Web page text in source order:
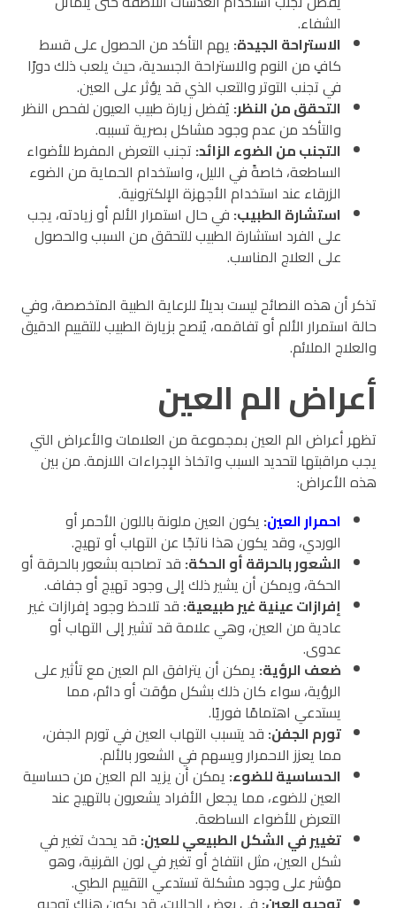
الشفاء.
الاستراحة الجيدة: يهم التأكد من الحصول على قسط
كافٍ من النوم والاستراحة الجسدية، حيث يلعب ذلك دورًا
في تجنب التوتر والتعب الذي قد يؤثر على العين.
التحقق من النظر: يُفضل زيارة طبيب العيون لفحص النظر
والتأكد من عدم وجود مشاكل بصرية تسببه.
التجنب من الضوء الزائد: تجنب التعرض المفرط للأضواء
الساطعة، خاصةً في الليل، واستخدام الحماية من الضوء
الزرقاء عند استخدام الأجهزة الإلكترونية.
استشارة الطبيب: في حال استمرار الألم أو زيادته، يجب
على الفرد استشارة الطبيب للتحقق من السبب والحصول
على العلاج المناسب.
تذكر أن هذه النصائح ليست بديلاً للرعاية الطبية المتخصصة، وفي
حالة استمرار الألم أو تفاقمه، يُنصح بزيارة الطبيب للتقييم الدقيق
والعلاج الملائم.
أعراض الم العين
تظهر أعراض الم العين بمجموعة من العلامات والأعراض التي
يجب مراقبتها لتحديد السبب واتخاذ الإجراءات اللازمة. من بين
هذه الأعراض:
احمرار العين: يكون العين ملونة باللون الأحمر أو
الوردي، وقد يكون هذا ناتجًا عن التهاب أو تهيج.
الشعور بالحرقة أو الحكة: قد تصاحبه بشعور بالحرقة أو
الحكة، ويمكن أن يشير ذلك إلى وجود تهيج أو جفاف.
إفرازات عينية غير طبيعية: قد تلاحظ وجود إفرازات غير
عادية من العين، وهي علامة قد تشير إلى التهاب أو
عدوى.
ضعف الرؤية: يمكن أن يترافق الم العين مع تأثير على
الرؤية، سواء كان ذلك بشكل مؤقت أو دائم، مما
يستدعي اهتمامًا فوريًا.
تورم الجفن: قد يتسبب التهاب العين في تورم الجفن،
مما يعزز الاحمرار ويسهم في الشعور بالألم.
الحساسية للضوء: يمكن أن يزيد الم العين من حساسية
العين للضوء، مما يجعل الأفراد يشعرون بالتهيج عند
التعرض للأضواء الساطعة.
تغيير في الشكل الطبيعي للعين: قد يحدث تغير في
شكل العين، مثل انتفاخ أو تغير في لون القرنية، وهو
مؤشر على وجود مشكلة تستدعي التقييم الطبي.